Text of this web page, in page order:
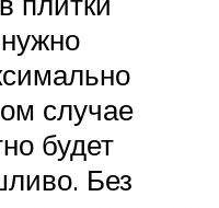
случае
будет
Без